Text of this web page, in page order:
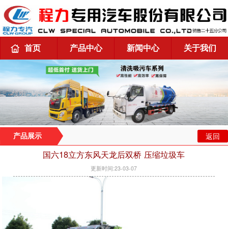
首页 产品中心 新闻中心 关于我们
产品展示 返回
国六18立方东风天龙后双桥 压缩垃圾车
更新时间:23-03-07